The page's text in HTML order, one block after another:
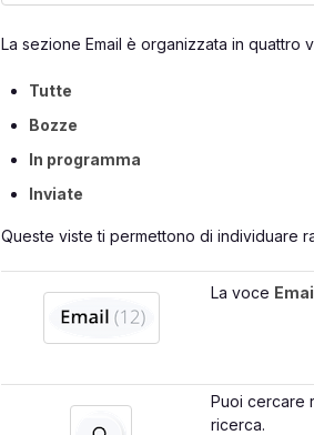
La sezione Email è organizzata in quattro
Tutte
Bozze
In programma
Inviate
Queste viste ti permettono di individuare
La voce
Puoi cercare
ricerca.